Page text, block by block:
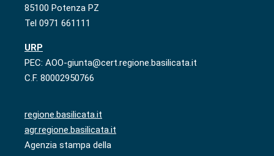
85100 Potenza PZ
Tel 0971 661111
URP
PEC: AOO-giunta@cert.regione.basilicata.it
C.F. 80002950766
regione.basilicata.it
agr.regione.basilicata.it
Agenzia stampa della